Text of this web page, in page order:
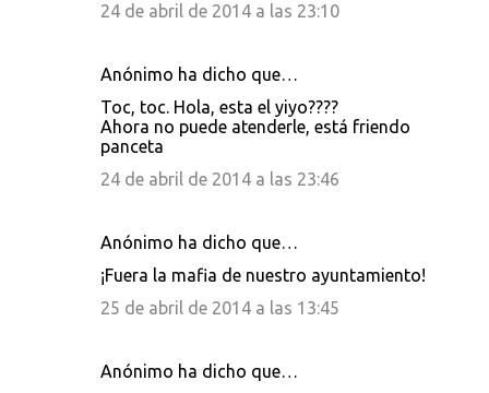
24 de abril de 2014 a las 23:10
Anónimo ha dicho que…
Toc, toc. Hola, esta el yiyo????
Ahora no puede atenderle, está friendo
panceta
24 de abril de 2014 a las 23:46
Anónimo ha dicho que…
¡Fuera la mafia de nuestro ayuntamiento!
25 de abril de 2014 a las 13:45
Anónimo ha dicho que…